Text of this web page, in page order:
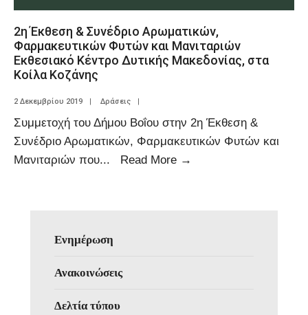
2η Έκθεση & Συνέδριο Αρωματικών,
Φαρμακευτικών Φυτών και Μανιταριών
Εκθεσιακό Κέντρο Δυτικής Μακεδονίας, στα
Κοίλα Κοζάνης
2 Δεκεμβρίου 2019 | Δράσεις |
Συμμετοχή του Δήμου Βοΐου στην 2η Έκθεση &
Συνέδριο Αρωματικών, Φαρμακευτικών Φυτών και
Μανιταριών που... Read More →
Ενημέρωση
Ανακοινώσεις
Δελτία τύπου